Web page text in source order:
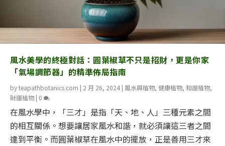
風水美學的終極對話：圓葉椒草不只是招財，更是你家
「氣場調節器」的精準佈局指南
byteapathbotanics.com | 2 月 26, 2024 | 風水與植物, 健康植物, 和諧植物,
財運植物 | 0
在風水學中，「三才」是指「天、地、人」三種元素之間
的相互關係。想要讓居家風水和諧，就必須讓這三者之間
達到平衡。而圓葉椒草在風水中的擺放，正是善用三才來